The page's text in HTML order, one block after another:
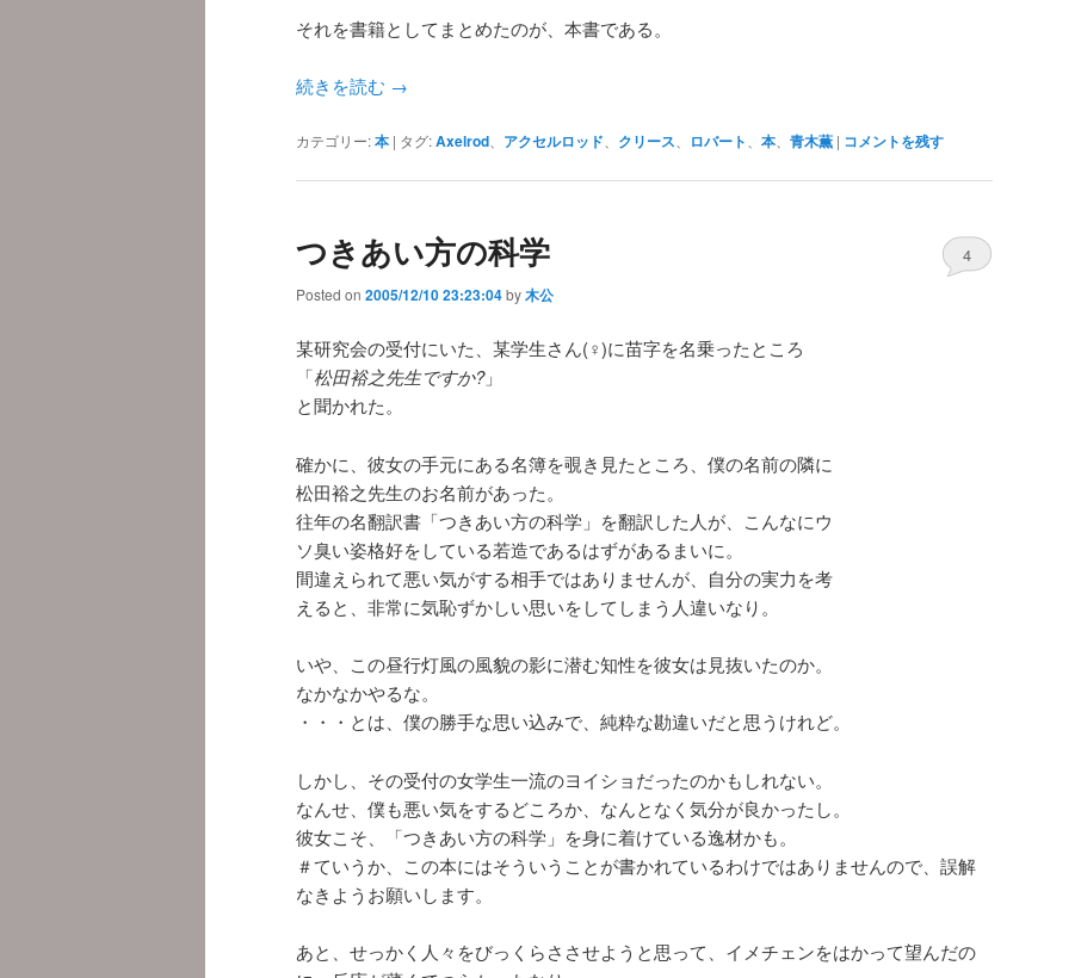
それを書籍としてまとめたのが、本書である。
続きを読む →
カテゴリー:本 | タグ:Axelrod アクセルロッド クリース ロバート 本 青木薫 | コメントを残す
つきあい方の科学
Posted on 2005/12/10 23:23:04by木公
4
某研究会の受付にいた、某学生さん(♀)に苗字を名乗ったところ
「松田裕之先生ですか?」
と聞かれた。
確かに、彼女の手元にある名簿を覗き見たところ、僕の名前の隣に
松田裕之先生のお名前があった。
往年の名翻訳書「つきあい方の科学」を翻訳した人が、こんなにウ
ソ臭い姿格好をしている若造であるはずがあるまいに。
間違えられて悪い気がする相手ではありませんが、自分の実力を考
えると、非常に気恥ずかしい思いをしてしまう人違いなり。
いや、この昼行灯風の風貌の影に潜む知性を彼女は見抜いたのか。
なかなかやるな。
・・・とは、僕の勝手な思い込みで、純粋な勘違いだと思うけれど。
しかし、その受付の女学生一流のヨイショだったのかもしれない。
なんせ、僕も悪い気をするどころか、なんとなく気分が良かったし。
彼女こそ、「つきあい方の科学」を身に着けている逸材かも。
＃ていうか、この本にはそういうことが書かれているわけではありませんので、誤解
なきようお願いします。
あと、せっかく人々をびっくらささせようと思って、イメチェンをはかって望んだの